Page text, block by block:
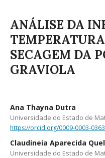
ANÁLISE DA
SECAGEM DA
GRAVIOLA
Ana Thayna Dutra
Universidade do Estado de
https://orcid.org/0009-0003-
Claudineia Aparecida
Universidade do Estado de